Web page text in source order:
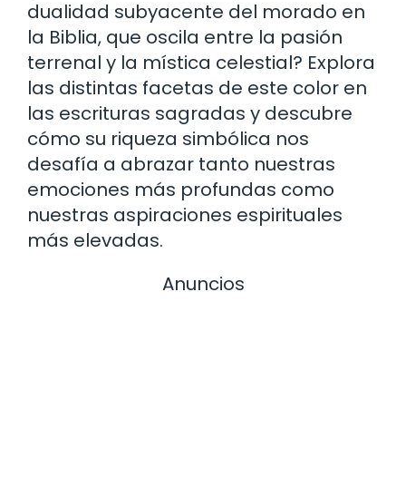
dualidad subyacente del morado en
la Biblia, que oscila entre la pasión
terrenal y la mística celestial? Explora
las distintas facetas de este color en
las escrituras sagradas y descubre
cómo su riqueza simbólica nos
desafía a abrazar tanto nuestras
emociones más profundas como
nuestras aspiraciones espirituales
más elevadas.
Anuncios